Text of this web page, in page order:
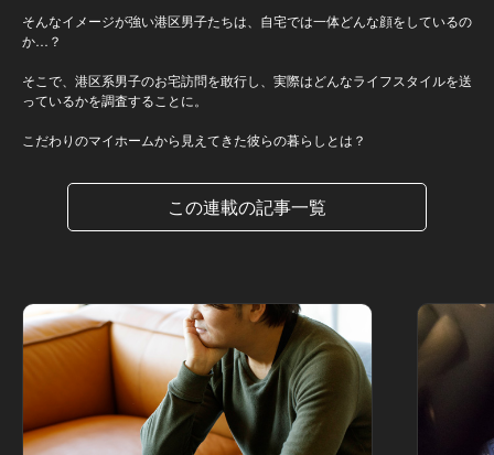
そんなイメージが強い港区男子たちは、自宅では一体どんな顔をしているの
か…？
そこで、港区系男子のお宅訪問を敢行し、実際はどんなライフスタイルを送
っているかを調査することに。
こだわりのマイホームから見えてきた彼らの暮らしとは？
この連載の記事一覧